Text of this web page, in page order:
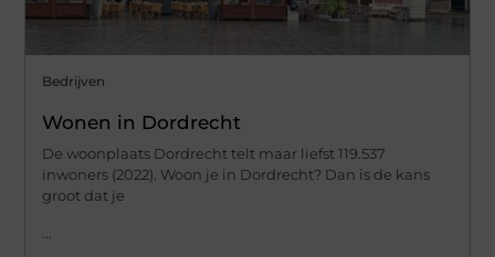
Bedrijven
Wonen in Dordrecht
De woonplaats Dordrecht telt maar liefst 119.537
inwoners (2022). Woon je in Dordrecht? Dan is de kans
groot dat je